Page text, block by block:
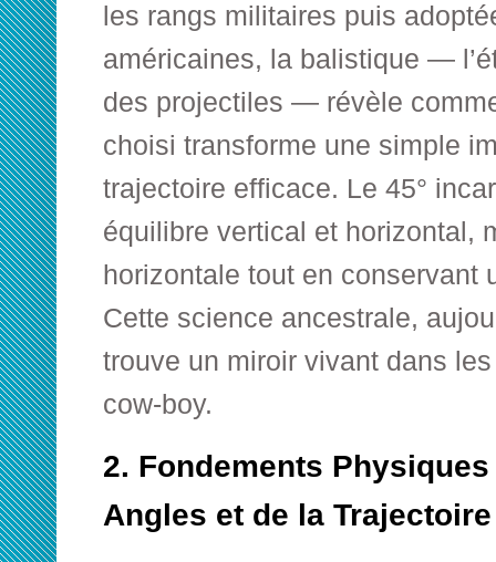
les rangs militaires puis
américaines, la balistique —
des projectiles — révèle
choisi transforme une simple
trajectoire efficace. Le 45°
équilibre vertical et horizontal,
horizontale tout en conservant
Cette science ancestrale,
trouve un miroir vivant dans
cow-boy.
2. Fondements
Angles et de la Trajectoire